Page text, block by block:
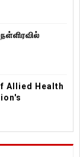
Allied Health